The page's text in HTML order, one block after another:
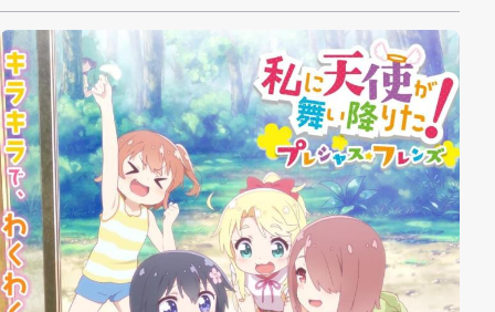
Viele Mitarbeiter verließen daraufhin das
Unternehmen, Masato trat als Vorsitzender zurück
und Shun Watanabe wurde sein Nachfolger. Seit
diesem Vorfall hat Aoi an nicht unerheblichen
Depressionen gelitten; ihren Freundinnen aus der
Oberschulzeit ist es nicht viel besser ergangen: Trotz
Beförderungen innerhalb Musani rückt ihr Traum vom
eigenen Anime immer weiter in die Ferne. Das könnte
sich ändern: Western Entertainment liegt ebenfalls mit
einem Kooperationspartner im Clinch und möchte nun
gemeinsam mit Musani am Anime »Air amphibious
assault ship SIVA« arbeiten.